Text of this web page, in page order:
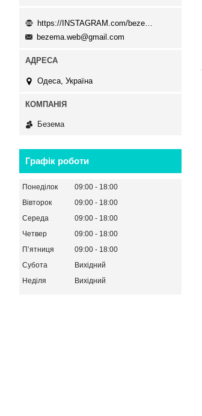
bezema.web@gmail.com
Одеса, Україна
Безема
Графік роботи
Понеділок 09:00
18:00
Вівторок
09:00
18:00
Середа
09:00
18:00
Четвер
09:00
18:00
Пʼятниця
09:00
18:00
Субота
Вихідний
Неділя
Вихідний